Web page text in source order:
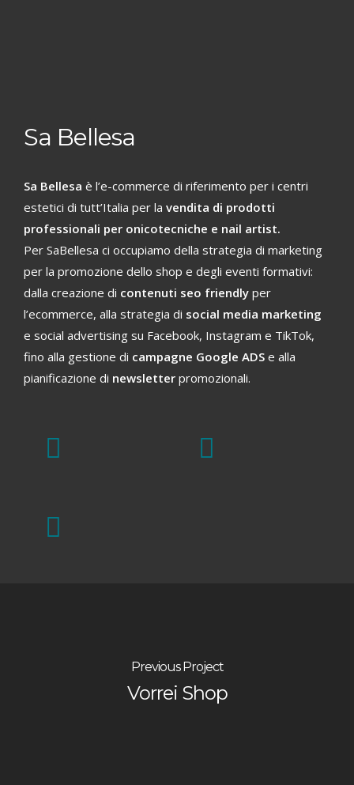
Sa Bellesa
Sa Bellesa è l’e-commerce di riferimento per i centri
estetici di tutt’Italia per lavendita di prodotti
professionali per onicotecniche e nail artist.
Per SaBellesa ci occupiamo della strategia di marketing
per la promozione dello shop e degli eventi formativi:
dalla creazione di contenuti seo friendly per
l’ecommerce, alla strategia di social media marketing
e social advertising su Facebook, Instagram e TikTok,
fino alla gestione di campagne Google ADS e alla
pianificazione di newsletter promozionali.
Previous Project
Vorrei Shop